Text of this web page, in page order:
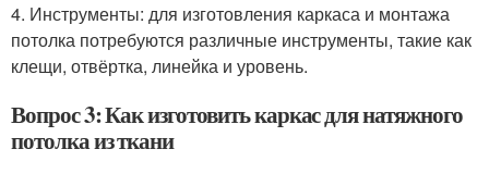
4. Инструменты: для изготовления каркаса и монтажа
потолка потребуются различные инструменты, такие как
клещи, отвёртка, линейка и уровень.
Вопрос 3: Как изготовить каркас для натяжного
потолка из ткани